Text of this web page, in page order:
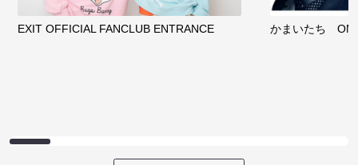
EXIT OFFICIAL FANCLUB ENTRANCE かまいたち